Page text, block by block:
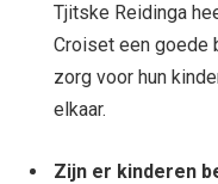
Tjitske Reidinga
Croiset een goede
zorg voor hun
elkaar.
Zijn er kinderen